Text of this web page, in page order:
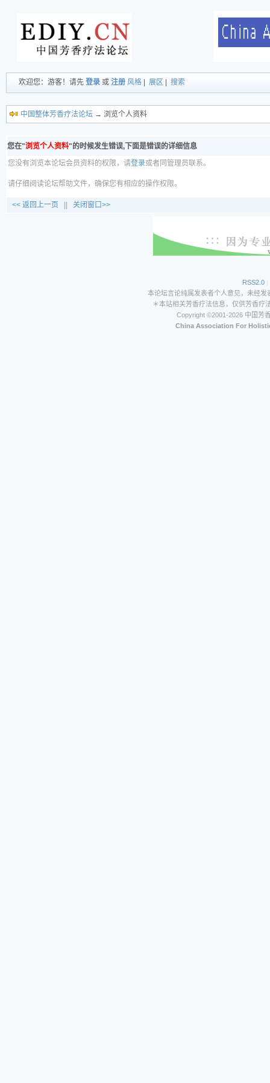
欢迎您：游客！请先 登录 或 注册 风格 展区 搜索
中国整体芳香疗法论坛 → 浏览个人资料
您在"浏览个人资料"的时候发生错误,下面是错误的详细信息
您没有浏览本论坛会员资料的权限，请登录或者同管理员联系。
请仔细阅读论坛帮助文件，确保您有相应的操作权限。
<< 返回上一页 关闭窗口>>
RSS2.0 |
本论坛言论纯属发表者个人意见，未经
＊本站相关芳香疗法信息，仅供芳香疗
Copyright ©2001-2026 中国芳
China Association For